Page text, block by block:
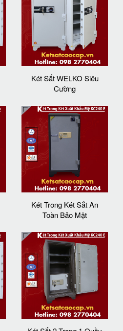
Két Sắt WELKO Siêu
Cường
Két Trong Két Sắt An
Toàn Bảo Mật